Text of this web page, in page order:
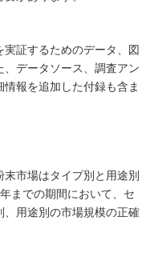
証するためのデータ、図
データソース、調査アン
報を追加した付録も含ま
市場はタイプ別と用途別
までの期間において、セ
、用途別の市場規模の正確